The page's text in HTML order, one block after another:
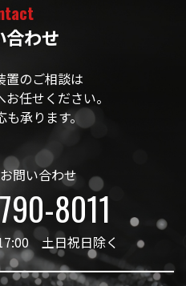
合わせ
置のご相談は
任せください。
承ります。
問い合わせ
8011
土日祝日除く